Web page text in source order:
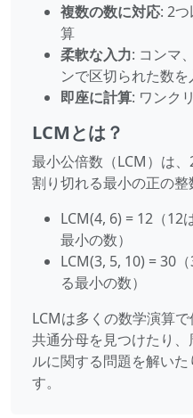
複数の数に対応: 2
算
柔軟な入力: コンマ
ンで区切られた数を
即座に計算: ワンク
LCMとは？
最小公倍数（LCM）は
割り切れる最小の正の整
LCM(4, 6) = 12（12
最小の数）
LCM(3, 5, 10) = 30
る最小の数）
LCMは多くの数学演算
共通分母を見つけたり
ルに関する問題を解い
す。